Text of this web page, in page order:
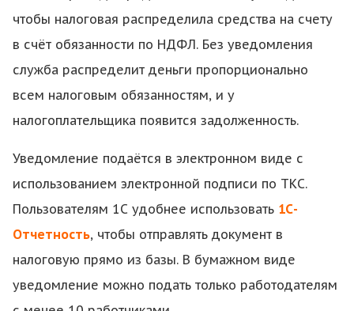
чтобы налоговая распределила средства на счету
в счёт обязанности по НДФЛ. Без уведомления
служба распределит деньги пропорционально
всем налоговым обязанностям, и у
налогоплательщика появится задолженность.
Уведомление подаётся в электронном виде с
использованием электронной подписи по ТКС.
Пользователям 1С удобнее использовать 1С-
Отчетность, чтобы отправлять документ в
налоговую прямо из базы. В бумажном виде
уведомление можно подать только работодателям